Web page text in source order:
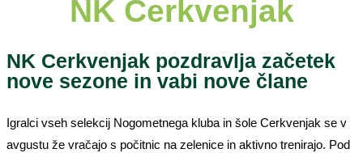
NK Cerkvenjak
NK Cerkvenjak pozdravlja začetek
nove sezone in vabi nove člane
Igralci vseh selekcij Nogometnega kluba in šole Cerkvenjak se v
avgustu že vračajo s počitnic na zelenice in aktivno trenirajo. Pod